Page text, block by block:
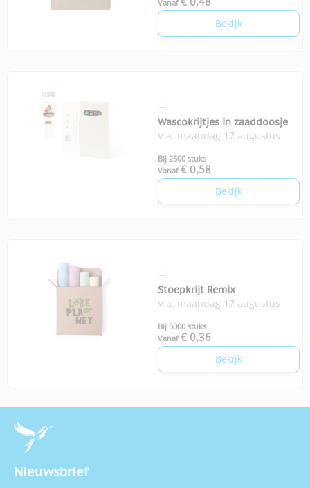
Vanaf
Bekijk
Wascokrijtjes in zaaddoosje
V.a. maandag 17 augustus
Bij 2500 stuks
Vanaf € 0,58
Bekijk
Stoepkrijt Remix
V.a. maandag 17 augustus
Bij 5000 stuks
Vanaf € 0,36
Bekijk
Nieuwsbrief